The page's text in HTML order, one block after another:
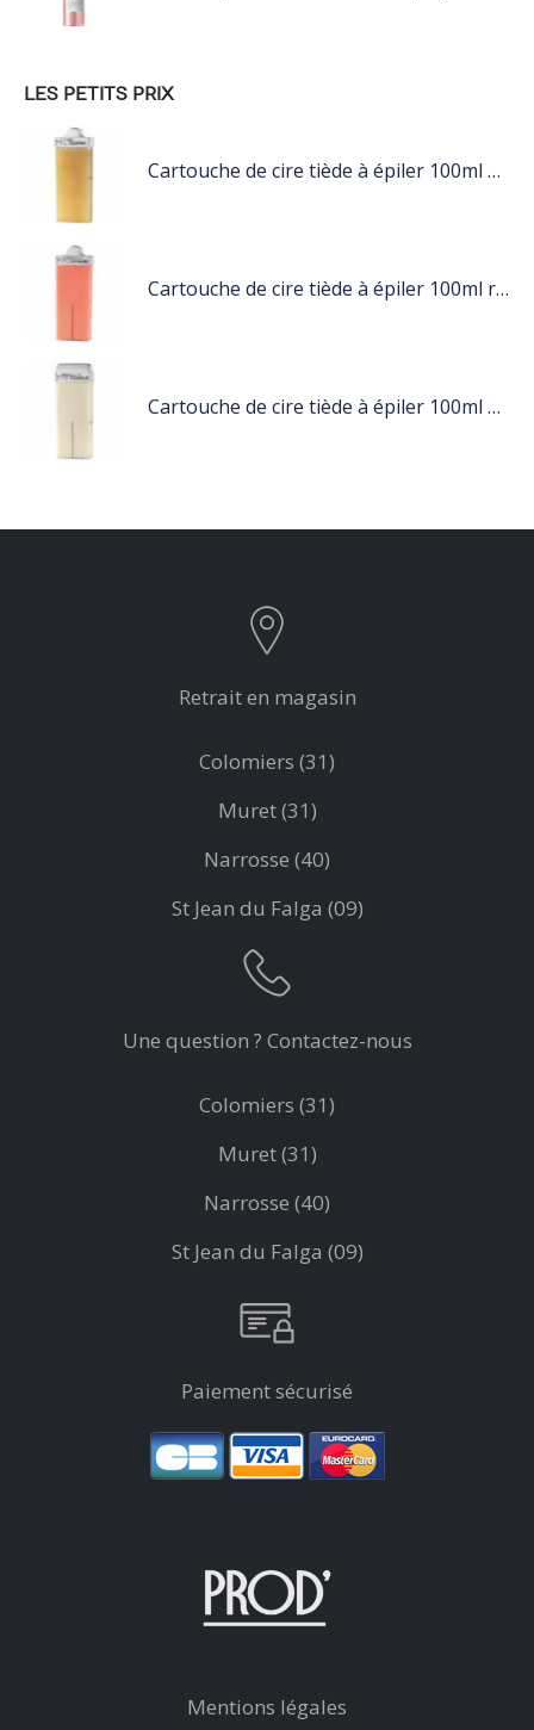
LES PETITS PRIX
Cartouche de cire tiède à épiler 100ml miel
Cartouche de cire tiède à épiler 100ml rose
Cartouche de cire tiède à épiler 100ml blanc
Retrait en magasin
Colomiers (31)
Muret (31)
Narrosse (40)
St Jean du Falga (09)
Une question ? Contactez-nous
Colomiers (31)
Muret (31)
Narrosse (40)
St Jean du Falga (09)
Paiement sécurisé
Mentions légales